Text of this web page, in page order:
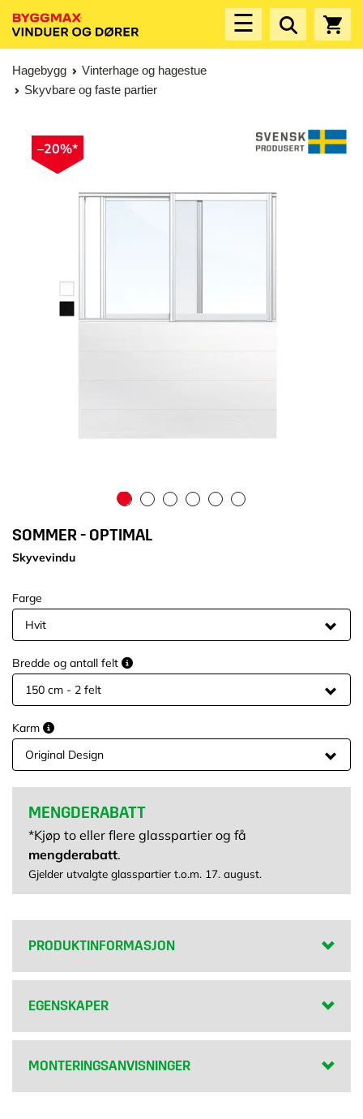
☰
Hagebygg
Vinterhage og hagestue
Skyvbare og faste partier
–20%*
SOMMER - OPTIMAL
Skyvevindu
Farge
Bredde og antall felt
Karm
MENGDERABATT
*Kjøp to eller flere glasspartier og få
mengderabatt.
Gjelder utvalgte glasspartier t.o.m. 17. august.
PRODUKTINFORMASJON
EGENSKAPER
MONTERINGSANVISNINGER